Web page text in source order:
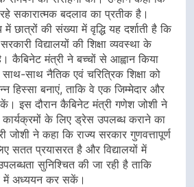
रहे सकारात्मक बदलाव का प्रतीक है।
में छात्रों की संख्या में वृद्धि यह दर्शाती है कि
विद्यालयों की शिक्षा व्यवस्था के
कैबिनेट मंत्री ने बच्चों से आह्वान किया
साथ-साथ नैतिक एवं चरित्रिक शिक्षा को
हिस्सा बनाएं, ताकि वे एक जिम्मेदार और
इस दौरान कैबिनेट मंत्री गणेश जोशी ने
कार्यक्रमों के लिए ड्रेस उपलब्ध कराने का
जोशी ने कहा कि राज्य सरकार गुणवत्तापूर्ण
सतत प्रयासरत है और विद्यालयों में
सुनिश्चित की जा रही है ताकि
में अध्ययन कर सकें।